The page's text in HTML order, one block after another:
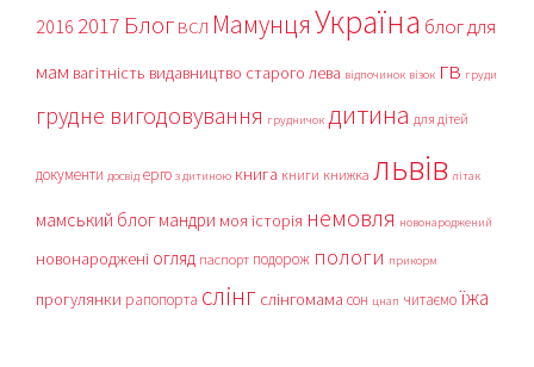
2016 2017 Блог ВСЛ МамунцяУкраїна блог для
мам вагітність видавництво старого лева відпочинок візок гв груди
грудне вигодовування грудничок дитина для дітей
документи досвід ерго з дитиною книга книги книжка львів літак
мамський блог мандри моя історія немовля новонароджений
новонароджені огляд паспорт подорож пологи прикорм
прогулянки рапопорта слінг слінгомама сон цнап читаємоїжа